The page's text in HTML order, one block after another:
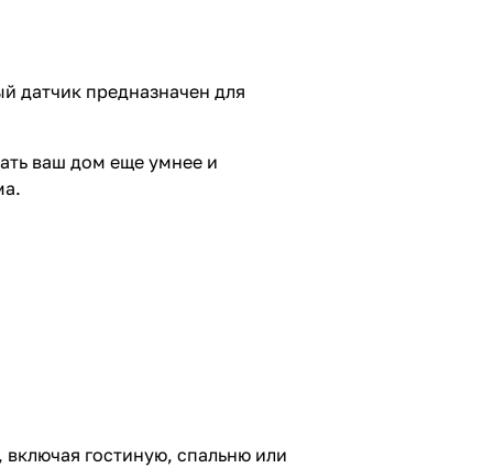
датчик предназначен для
ваш дом еще умнее и
гостиную, спальню или